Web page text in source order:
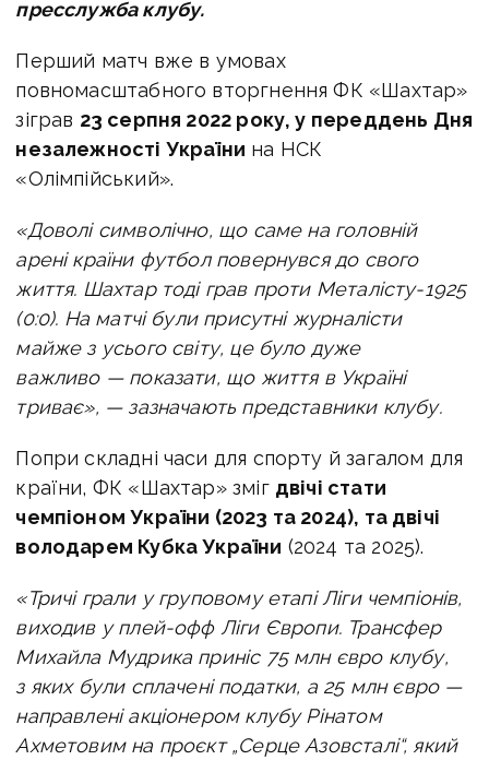
пресслужба клубу.
Перший матч вже в умовах
повномасштабного вторгнення ФК «Шахтар»
зіграв 23 серпня 2022 року, у переддень Дня
незалежності України на НСК
«Олімпійський».
«Доволі символічно, що саме на головній
арені країни футбол повернувся до свого
життя. Шахтар тоді грав проти Металісту-1925
(0:0). На матчі були присутні журналісти
майже з усього світу, це було дуже
важливо — показати, що життя в Україні
триває», — зазначають представники клубу.
Попри складні часи для спорту й загалом для
країни, ФК «Шахтар» зміг двічі стати
чемпіоном України (2023 та 2024), та двічі
володарем Кубка України (2024 та 2025).
«Тричі грали у груповому етапі Ліги чемпіонів,
виходив у плей-офф Ліги Європи. Трансфер
Михайла Мудрика приніс 75 млн євро клубу,
з яких були сплачені податки, а 25 млн євро —
направлені акціонером клубу Рінатом
Ахметовим на проєкт „Серце Азовсталі“, який